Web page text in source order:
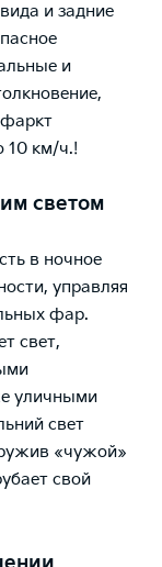
и задние
и
10 км/ч.!
светом
в ночное
управляя
фар.
свет,
уличными
свет
«чужой»
свой